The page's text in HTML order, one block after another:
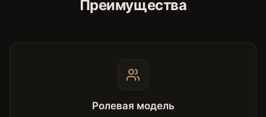
Преимущества
Ролевая модель